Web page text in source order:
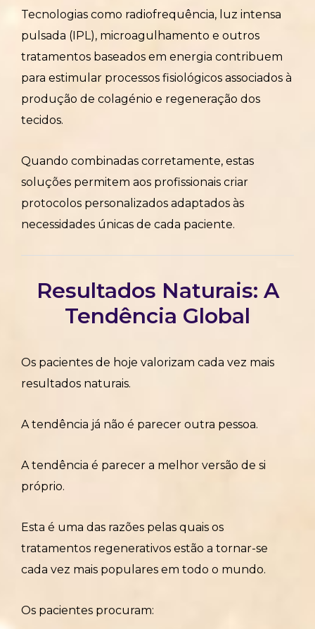
Tecnologias como radiofrequência, luz intensa
pulsada (IPL), microagulhamento e outros
tratamentos baseados em energia contribuem
para estimular processos fisiológicos associados à
produção de colagénio e regeneração dos
tecidos.
Quando combinadas corretamente, estas
soluções permitem aos profissionais criar
protocolos personalizados adaptados às
necessidades únicas de cada paciente.
Resultados Naturais: A
Tendência Global
Os pacientes de hoje valorizam cada vez mais
resultados naturais.
A tendência já não é parecer outra pessoa.
A tendência é parecer a melhor versão de si
próprio.
Esta é uma das razões pelas quais os
tratamentos regenerativos estão a tornar-se
cada vez mais populares em todo o mundo.
Os pacientes procuram: